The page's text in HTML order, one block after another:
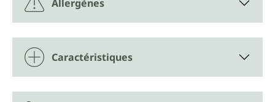
Allergènes
Caractéristiques